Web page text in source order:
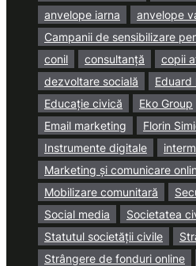
anvelope iarna
anvelope
Campanii de sensibilizare
conil
consultanță
copii
dezvoltare socială
Eduard
Educație civică
Eko Group
Email marketing
Florin
Instrumente digitale
Marketing și comunicare
Mobilizare comunitară
Social media
Societatea
Statutul societății civile
Strângere de fonduri online